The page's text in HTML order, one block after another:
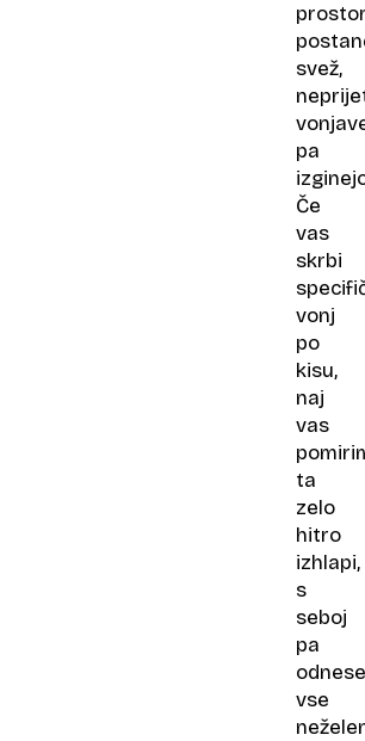
svež,
pa
Če
vas
skrbi
vonj
po
kisu,
naj
vas
ta
zelo
hitro
izhlapi,
s
seboj
pa
odnese
vse